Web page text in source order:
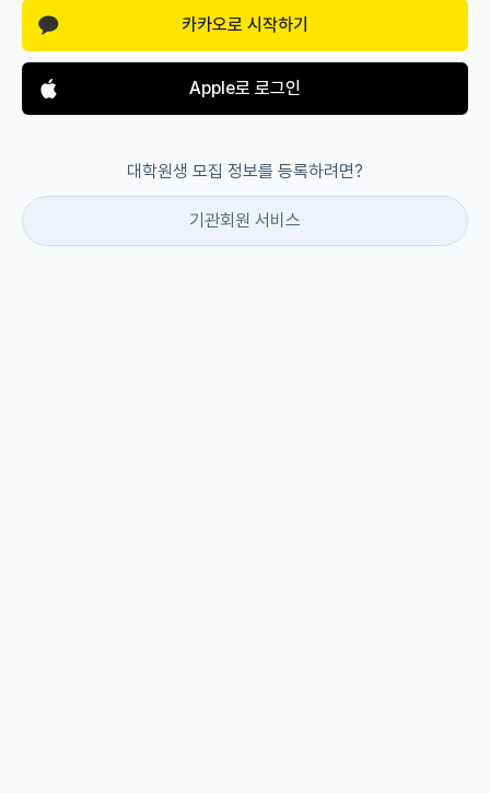
카카오로 시작하기
Apple로 로그인
대학원생 모집 정보를 등록하려면?
기관회원 서비스